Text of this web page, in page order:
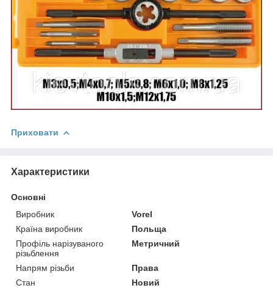
Приховати
Характеристики
Основні
Виробник
Vorel
Країна виробник
Польща
Профіль нарізуваного
різьблення
Метричний
Напрям різьби
Права
Стан
Новий